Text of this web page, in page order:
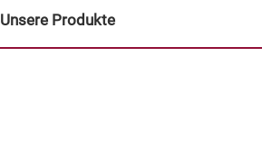
Unsere Produkte